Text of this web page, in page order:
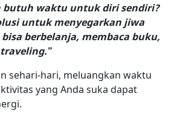
butuh waktu untuk diri sendiri?
untuk menyegarkan jiwa
berbelanja, membaca buku,
sehari-hari, meluangkan waktu
yang Anda suka dapat